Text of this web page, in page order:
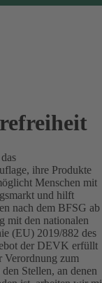
ihre Produkte
Menschen mit
und hilft
nach dem BFSG ab
mit den nationalen
(EU) 2019/882 des
der DEVK erfüllt
Verordnung zum
Stellen, an denen